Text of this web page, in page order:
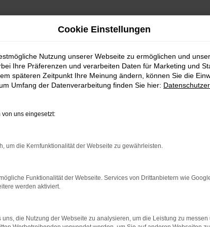
Cookie Einstellungen
Nutzung unserer Webseite zu ermöglichen und
Ihre Präferenzen und verarbeiten Daten für Marketing und
späteren Zeitpunkt Ihre Meinung ändern, können Sie die
Umfang der Datenverarbeitung finden Sie hier:
uns eingesetzt:
um die Kernfunktionalität der Webseite zu gewährleisten.
Funktionalität der Webseite. Services von Drittanbietern wie
werden aktiviert.
die Nutzung der Webseite zu analysieren, um die Leistung zu